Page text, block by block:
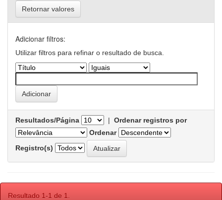
Retornar valores
Adicionar filtros:
Utilizar filtros para refinar o resultado de busca.
Resultados/Página | Ordenar registros por
Ordenar
Registro(s)
Resultado 1-1 de 1.